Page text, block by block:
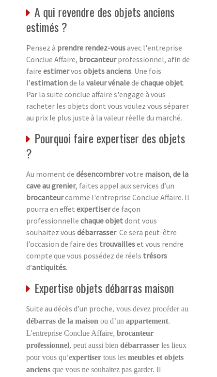
A qui revendre des objets anciens
estimés ?
Pensez à prendre rendez-vousavec l'entreprise
Conclue Affaire, brocanteurprofessionnel, afin de
faire estimervos objets anciens. Une fois
l’estimationde la valeur vénalede chaque objet.
Par la suite conclue affaire s'engage à vous
racheter les objets dont vous voulez vous séparer
au prix le plus juste à la valeur réelle du marché.
Pourquoi faire expertiser des objets
?
Au moment de désencombrervotre maison, de la
cave au grenier, faites appel aux services d’un
brocanteurcomme l'entreprise Conclue Affaire. Il
pourra en effet expertiserde façon
professionnelle chaque objetdont vous
souhaitez vous débarrasser. Ce sera peut-être
l’occasion de faire des trouvailleset vous rendre
compte que vous possédez de réels trésors
d’antiquités.
Expertise objets débarras maison
Suite au décès d’un proche, vous devez procéder au
débarras de la maison ou d’un appartement.
L'entreprise Conclue Affaire, brocanteur
professionnel, peut aussi bien débarrasser les lieux
pour vous qu’expertiser tous les meubles et objets
anciens que vous ne souhaitez pas garder. Il